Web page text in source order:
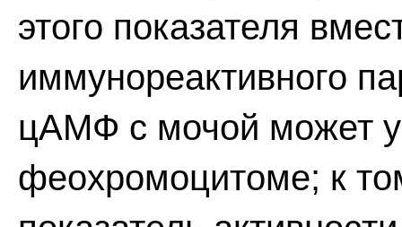
этого показателя
иммунореактивного
цАМФ с мочой может
феохромоцитоме; к